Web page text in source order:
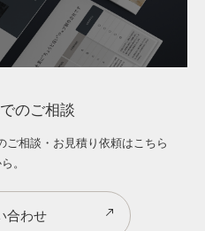
のご相談
ご相談・お見積り依頼はこちら
。
合わせ